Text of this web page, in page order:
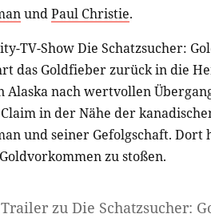
undPaul Christie.
TV-Show Die Schatzsucher:
das Goldfieber zurück in die
Alaska nach wertvollen
in der Nähe der
und seiner Gefolgschaft.
zu stoßen.
zu Die Schatzsucher: